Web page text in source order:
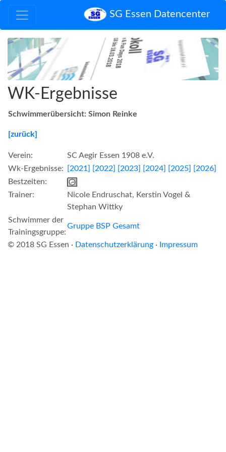
SG Essen Datencenter
WK-Ergebnisse
Schwimmerübersicht: Simon Reinke
[zurück]
Verein:
SC Aegir Essen 1908 e.V.
Wk-Ergebnisse:
[2021] [2022] [2023] [2024] [2025]
[2026]
Bestzeiten:
Trainer:
Nicole Endruschat, Kerstin Vogel &
Stephan Wittky
Schwimmer der
Trainingsgruppe:
Gruppe BSP Gesamt
© 2018 SG Essen · Datenschutzerklärung · Impressum